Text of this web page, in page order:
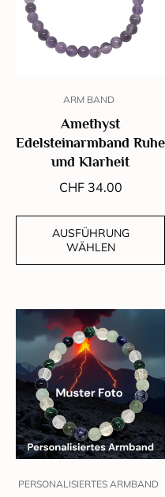
ARM BAND
Amethyst
Edelsteinarmband Ruhe
und Klarheit
CHF34.00
AUSFÜHRUNG
WÄHLEN
PERSONALISIERTES ARMBAND